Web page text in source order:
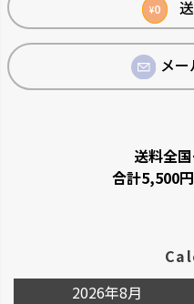
¥0
メ
送料全
合計5,500
2026年8月